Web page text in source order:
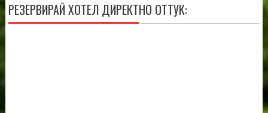
РЕЗЕРВИРАЙ ХОТЕЛ ДИРЕКТНО ОТТУК: